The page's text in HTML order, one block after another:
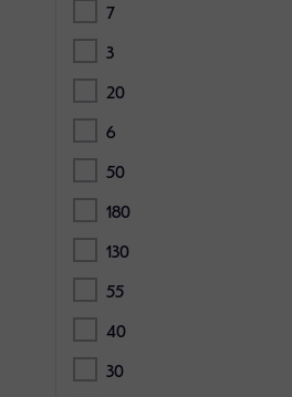
7
3
20
6
50
180
130
55
40
30